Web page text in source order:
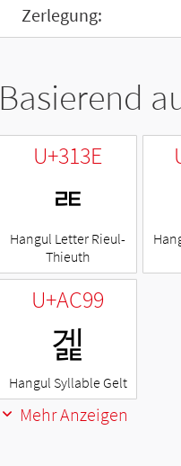
Zerlegung:
Basierend
U+313E
ㄾ
Hangul Letter Rieul-
Thieuth
U+AC99
겙
Hangul Syllable Gelt
Mehr Anzeigen